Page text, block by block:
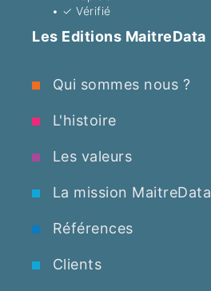
• ✓ Vérifié
Les Editions MaitreData
Qui sommes nous ?
L'histoire
Les valeurs
La mission MaitreData
Références
Clients